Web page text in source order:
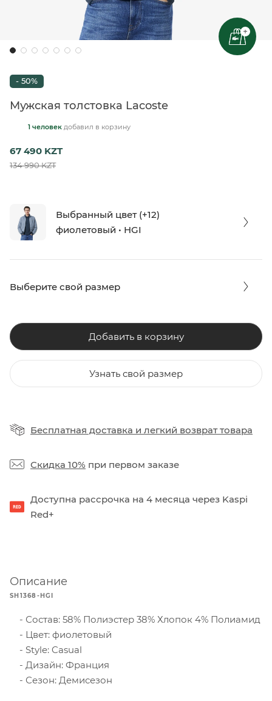
+
- 50%
Мужская толстовка Lacoste
1 человек добавил в корзину
67 490 KZT
134 990 KZT
Выбранный цвет (+12)
фиолетовый • HGI
Выберите свой размер
Добавить в корзину
Узнать свой размер
Бесплатная доставка и легкий возврат товара
Скидка 10% при первом заказе
Доступна рассрочка на 4 месяца через Kaspi
Red+
Описание
SH1368-HGI
Состав: 58% Полиэстер 38% Хлопок 4% Полиамид
Цвет: фиолетовый
Style: Casual
Дизайн: Франция
Сезон: Демисезон